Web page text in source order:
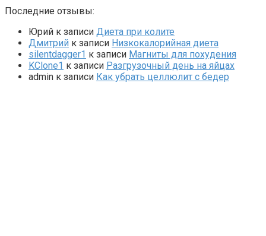
Последние отзывы:
Юрий к записи Диета при колите
Дмитрий к записи Низкокалорийная диета
silentdagger1 к записи Магниты для похудения
KClone1 к записи Разгрузочный день на яйцах
admin к записи Как убрать целлюлит с бедер